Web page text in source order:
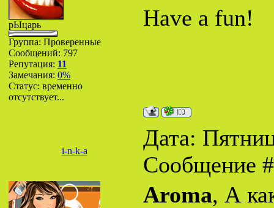
рЫцарь
Группа: Проверенные
Сообщений: 797
Репутация: 11
Замечания: 0%
Статус: временно
отсутствует...
Have a fun!
i-n-k-a
Дата:
Сообщение
Aroma, А